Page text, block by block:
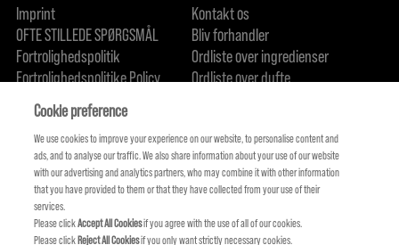
Imprint
OFTE STILLEDE SPØRGSMÅL
Fortrolighedspolitik
Fortrolighedspolitike Policy
Om os
Kontakt os
Bliv forhandler
Ordliste over ingredienser
Ordliste over dufte
Cookie preference
We use cookies to improve your experience on our website, to personalise content and
ads, and to analyse our traffic. We also share information about your use of our website
with our advertising and analytics partners, who may combine it with other information
that you have provided to them or that they have collected from your use of their
services.
Please clickAccept All Cookiesif you agree with the use of all of our cookies.
Please clickReject All Cookiesif you only want strictly necessary cookies.